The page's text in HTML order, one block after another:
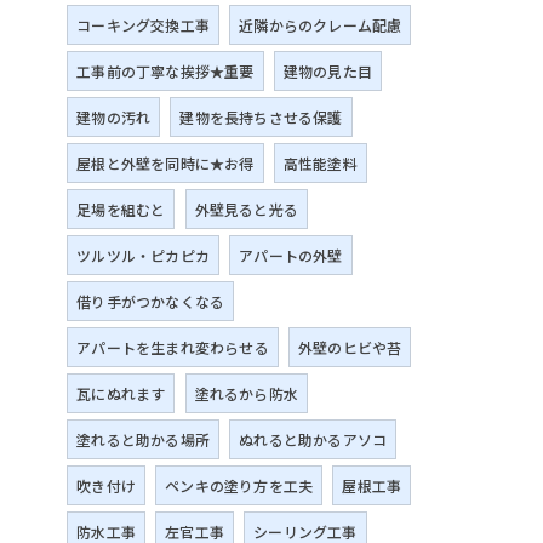
コーキング交換工事 近隣からのクレーム配慮
工事前の丁寧な挨拶★重要 建物の見た目
建物の汚れ 建物を長持ちさせる保護
屋根と外壁を同時に★お得 高性能塗料
足場を組むと 外壁見ると光る
ツルツル・ピカピカ アパートの外壁
借り手がつかなくなる
アパートを生まれ変わらせる 外壁のヒビや苔
瓦にぬれます 塗れるから防水
塗れると助かる場所 ぬれると助かるアソコ
吹き付け ペンキの塗り方を工夫 屋根工事
防水工事 左官工事 シーリング工事